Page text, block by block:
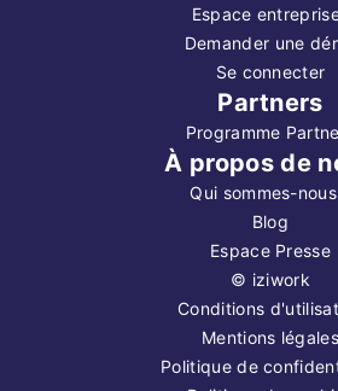
Espace
Demander une
Se connecter
Partners
Programme
À propos de
Qui sommes-
Blog
Espace Presse
© iziwork
Conditions
Mentions légales
Politique de